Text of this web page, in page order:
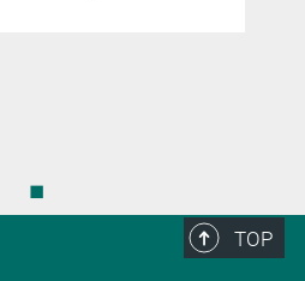
◼
TOP